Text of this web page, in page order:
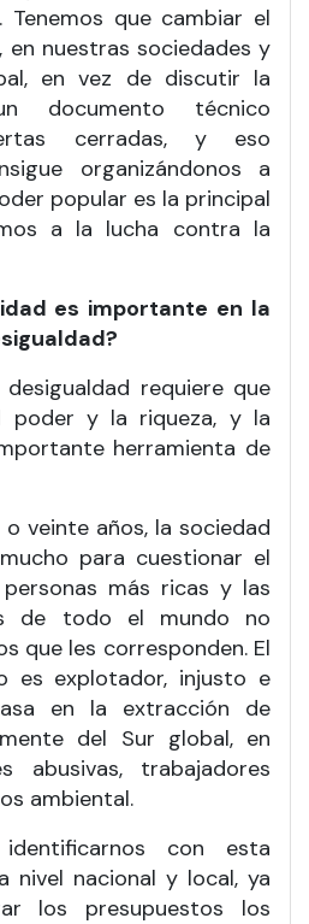
que cambiar el
en nuestras sociedades y
en vez de discutir la
documento técnico
cerradas, y eso
organizándonos a
popular es la principal
a la lucha contra la
es importante en la
requiere que
poder y la riqueza, y la
herramienta de
veinte años, la sociedad
para cuestionar el
más ricas y las
de todo el mundo no
que les corresponden. El
es explotador, injusto e
en la extracción de
del Sur global, en
abusivas, trabajadores
ambiental.
con esta
nivel nacional y local, ya
los presupuestos los